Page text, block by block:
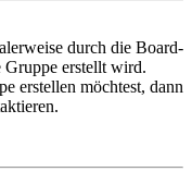
durch die Board-
erstellt wird.
erstellen möchtest, dann